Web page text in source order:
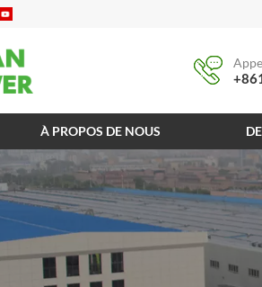
À PROPOS DE NOUS